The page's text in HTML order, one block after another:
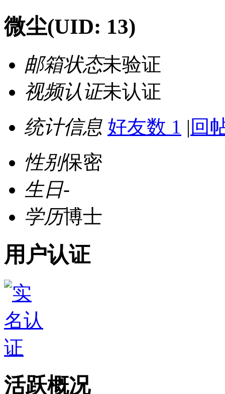
微尘(UID: 13)
邮箱状态未验证
视频认证未认证
统计信息 好友数 1 | 回
性别保密
生日-
学历博士
用户认证
活跃概况